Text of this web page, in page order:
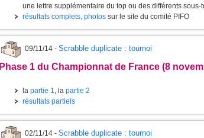
une lettre supplémentaire du top ou des différents sous-
résultats complets, photos sur le site du comité PIFO
09/11/14 - Scrabble duplicate : tournoi
Phase 1 du Championnat de France (8
la partie 1 , la partie 2
résultats partiels
02/11/14 - Scrabble duplicate : tournoi